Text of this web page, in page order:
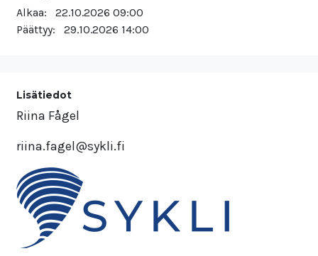
Alkaa: 22.10.2026 09:00
Päättyy: 29.10.2026 14:00
Lisätiedot
Riina Fågel
riina.fagel@sykli.fi